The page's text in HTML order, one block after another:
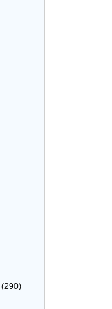
(290)